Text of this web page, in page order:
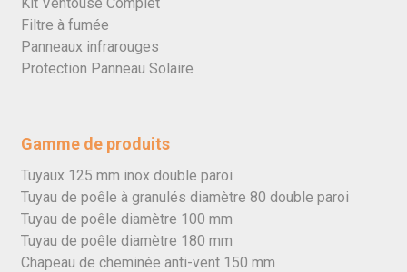
Filtre à fumée
Panneaux infrarouges
Protection Panneau Solaire
Gamme de produits
Tuyaux 125 mm inox double paroi
Tuyau de poêle à granulés diamètre 80 double paroi
Tuyau de poêle diamètre 100 mm
Tuyau de poêle diamètre 180 mm
Chapeau de cheminée anti-vent 150 mm